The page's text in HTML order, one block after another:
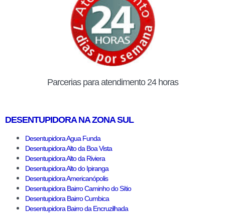
Parcerias para atendimento 24 horas
DESENTUPIDORA NA ZONA SUL
Desentupidora Agua Funda
Desentupidora Alto da Boa Vista
Desentupidora Alto da Riviera
Desentupidora Alto do Ipiranga
Desentupidora Americanópolis
Desentupidora Bairro Caminho do Sítio
Desentupidora Bairro Cumbica
Desentupidora Bairro da Encruzilhada